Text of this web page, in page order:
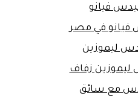
فيانو
فيانو في مصر
ليموزين
ليموزين زفاف
مع سائق